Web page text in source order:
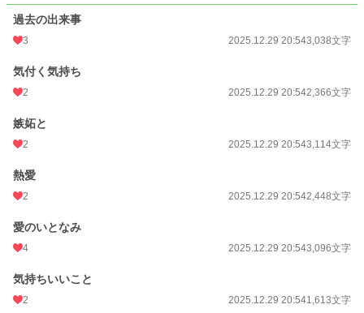
更新日時 2019.12.24 10:32
月間ポイント
年間ポイント
累計ポイント
過去の出来事
3 2025.12.29 20:543,038文字
気付く気持ち
2 2025.12.29 20:542,366文字
嫉妬と
2 2025.12.29 20:543,114文字
熱愛
2 2025.12.29 20:542,448文字
愛のいとなみ
4 2025.12.29 20:543,096文字
気持ちいいこと
2 2025.12.29 20:541,613文字